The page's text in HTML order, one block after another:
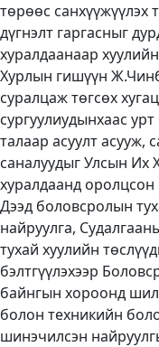
төрөөс санхүүжүүлэх
дүгнэлт гаргасныг
хуралдаанаар
Хурлын гишүүн
суралцаж төгсөх
сургуулиудынхаас
талаар асуулт асууж,
саналуудыг Улсын Их
хуралдаанд
Дээд боловсролын
найруулга,
тухай хуулийн
бэлтгүүлэхээр
байнгын хороонд
болон техникийн
шинэчилсэн